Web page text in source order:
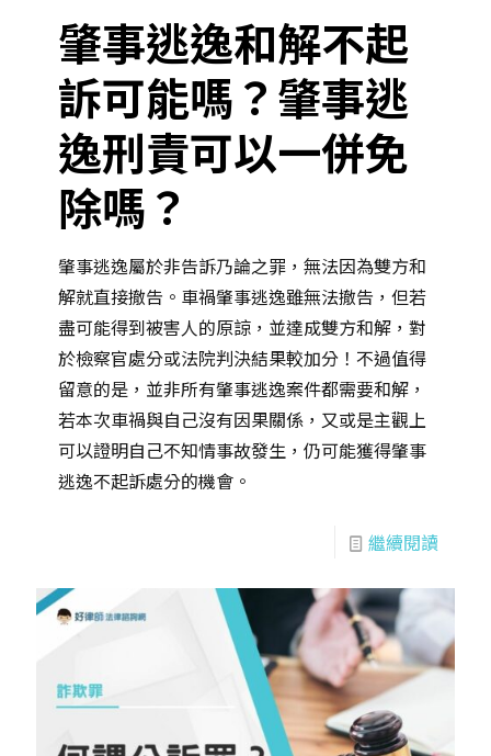
肇事逃逸和解不起
訴可能嗎？肇事逃
逸刑責可以一併免
除嗎？
肇事逃逸屬於非告訴乃論之罪，無法因為雙方和
解就直接撤告。車禍肇事逃逸雖無法撤告，但若
盡可能得到被害人的原諒，並達成雙方和解，對
於檢察官處分或法院判決結果較加分！不過值得
留意的是，並非所有肇事逃逸案件都需要和解，
若本次車禍與自己沒有因果關係，又或是主觀上
可以證明自己不知情事故發生，仍可能獲得肇事
逃逸不起訴處分的機會。
繼續閱讀